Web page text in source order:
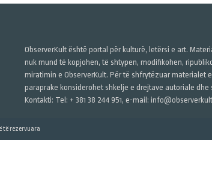
ObserverKult është portal për kulturë, letërsi e art.
nuk mund të kopjohen, të shtypen, modifikohen,
miratimin e ObserverKult. Për të shfrytëzuar materialet
paraprake konsiderohet shkelje e drejtave autoriale
Kontakti: Tel: + 381 38 244 951, e-mail:
të rezervuara